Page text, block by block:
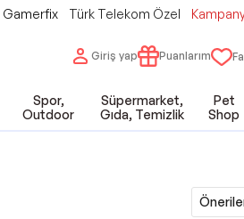
Gamerfix Türk Telekom Özel
Giriş yap Puanlarım
Spor,
Outdoor
Süpermarket,
Gıda, Temizlik
Pet
Shop